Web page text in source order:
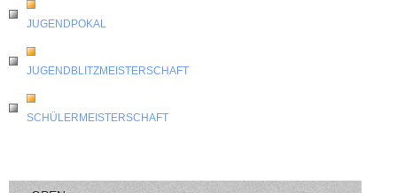
JUGENDPOKAL
JUGENDBLITZMEISTERSCHAFT
SCHÜLERMEISTERSCHAFT